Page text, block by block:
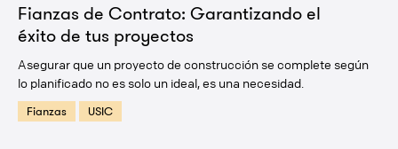
Fianzas de Contrato: Garantizando el
éxito de tus proyectos
Asegurar que un proyecto de construcción se complete según
lo planificado no es solo un ideal, es una necesidad.
Fianzas USIC